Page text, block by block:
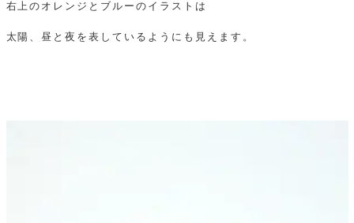
右上のオレンジとブルーのイラストは
太陽、昼と夜を表しているようにも見えます。